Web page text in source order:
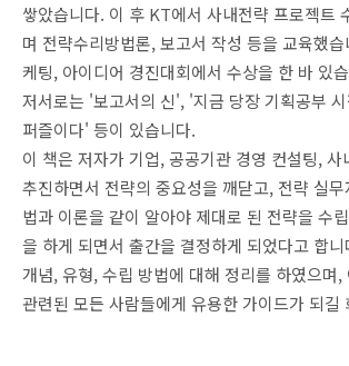
쌓았습니다. 이 후 KT에서 사내전략 프로젝트
며 전략수리방법론, 보고서 작성 등을 교육했
케팅, 아이디어 경진대회에서 수상을 한 바 있
저서로는 '보고서의 신', '지금 당장 기획공부
퍼즐이다' 등이 있습니다.
이 책은 저자가 기업, 공공기관 경영 컨설팅, 사
추진하면서 전략의 중요성을 깨닫고, 전략 실
법과 이론을 같이 알아야 제대로 된 전략을 수
을 하게 되면서 출간을 결정하게 되었다고 합
개념, 유형, 수립 방법에 대해 정리를 하였으며
관련된 모든 사람들에게 유용한 가이드가 되길